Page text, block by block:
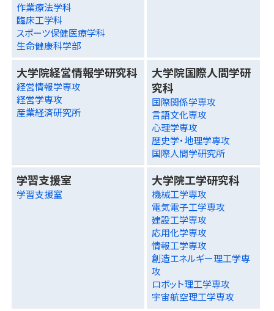
作業療法学科
臨床工学科
スポーツ保健医療学科
生命健康科学部
大学院経営情報学研究科
経営情報学専攻
経営学専攻
産業経済研究所
大学院国際人間学研
究科
国際関係学専攻
言語文化専攻
心理学専攻
歴史学・地理学専攻
国際人間学研究所
学習支援室
学習支援室
大学院工学研究科
機械工学専攻
電気電子工学専攻
建設工学専攻
応用化学専攻
情報工学専攻
創造エネルギー理工学専
攻
ロボット理工学専攻
宇宙航空理工学専攻